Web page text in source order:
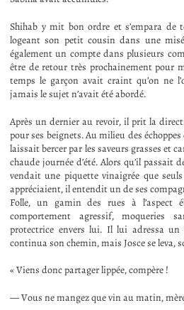
Shihab y mit bon ordre et s’empara
logeant son petit cousin dans une
également un compte dans plusieurs
être de retour très prochainement pour
temps le garçon avait craint qu’on ne
jamais le sujet n’avait été abordé.
Après un dernier au revoir, il prit la
pour ses beignets. Au milieu des
laissait bercer par les saveurs grasses et
chaude journée d’été. Alors qu’il passait
vendait une piquette vinaigrée que
appréciaient, il entendit un de ses
Folle, un gamin des rues à l’aspect
comportement agressif, moqueries
protectrice envers lui. Il lui adressa
continua son chemin, mais Josce se leva,
« Viens donc partager lippée, compère !
— Vous ne mangez que vin au matin,